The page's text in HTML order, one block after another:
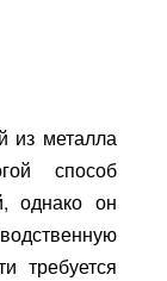
из металла
способ
однако он
требуется